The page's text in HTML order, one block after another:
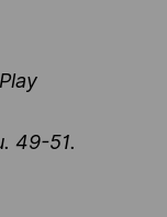
49-51.